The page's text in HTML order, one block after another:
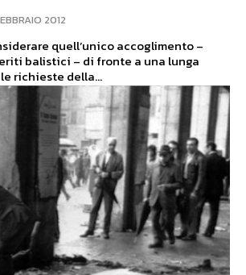
2012
quell’unico accoglimento –
balistici – di fronte a una lunga
richieste della...